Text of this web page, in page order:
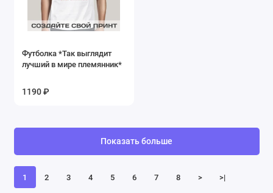
Футболка *Так выглядит
лучший в мире племянник*
1190 ₽
1 2 3 4 5 6 7 8 > >|
Показать больше